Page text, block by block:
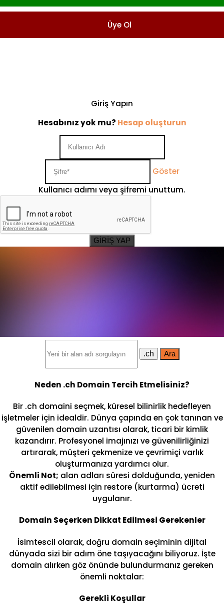
Üye Ol
Giriş Yapın
Hesabınız yok mu? Hesap oluşturun
Göster
Kullanıcı adımı veya şifremi unuttum.
GİRİŞ YAP
.ch Ara
Neden .ch Domain Tercih Etmelisiniz?
Bir .ch domaini seçmek, küresel bilinirlik hedefleyen
işletmeler için idealdir. Dünya çapında en çok tanınan ve
güvenilen domain uzantısı olarak, ticari bir kimlik
kazandırır. Profesyonel imajınızı ve güvenilirliğinizi
artırarak, müşteri çekmenize ve çevrimiçi varlık
oluşturmanıza yardımcı olur.
Önemli Not; alan adları süresi dolduğunda, yeniden
aktif edilebilmesi için restore (kurtarma) ücreti
uygulanır.
Domain Seçerken Dikkat Edilmesi Gerekenler
İsimtescil olarak, doğru domain seçiminin dijital
dünyada sizi bir adım öne taşıyacağını biliyoruz. İşte
domain alırken göz önünde bulundurmanız gereken
önemli noktalar:
Gerekli Koşullar